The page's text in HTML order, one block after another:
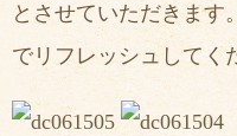
とさせていただきます
でリフレッシュしてく